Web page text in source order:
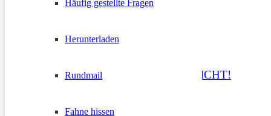
Häufig gestellte Fragen
Herunterladen
Rundmail
Fahne hissen
Flammenschrift ES REICHT!